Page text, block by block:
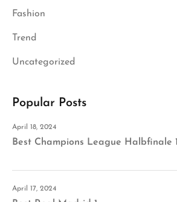
Fashion
Trend
Uncategorized
Popular Posts
April 18, 2024
Best Champions League Halbfinale 1
April 17, 2024